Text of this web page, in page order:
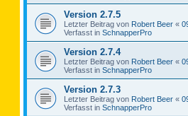
Version 2.7.5
Letzter Beitrag von Robert Beer «
Verfasst in SchnapperPro
Version 2.7.4
Letzter Beitrag von Robert Beer «
Verfasst in SchnapperPro
Version 2.7.3
Letzter Beitrag von Robert Beer «
Verfasst in SchnapperPro